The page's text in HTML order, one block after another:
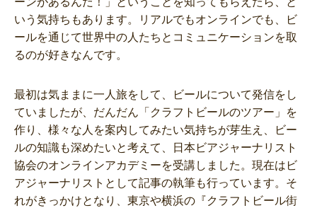
いう気持ちもあります。リアルでもオンラインでも、ビ
ールを通じて世界中の人たちとコミュニケーションを取
るのが好きなんです。
最初は気ままに一人旅をして、ビールについて発信をし
ていましたが、だんだん「クラフトビールのツアー」を
作り、様々な人を案内してみたい気持ちが芽生え、ビー
ルの知識も深めたいと考えて、日本ビアジャーナリスト
協会のオンラインアカデミーを受講しました。現在はビ
アジャーナリストとして記事の執筆も行っています。そ
れがきっかけとなり、東京や横浜の『クラフトビール街